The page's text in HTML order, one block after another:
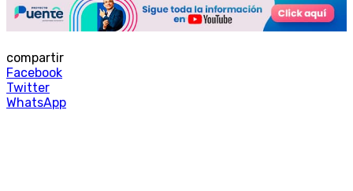
compartir
Facebook
Twitter
WhatsApp